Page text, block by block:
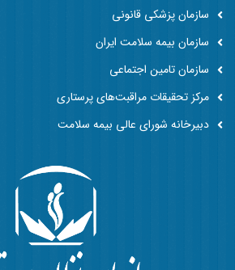
سازمان پزشکی قانونی
سازمان بیمه سلامت ایران
سازمان تامین اجتماعی
مرکز تحقیقات مراقبت‌های پرستاری
دبیرخانه شورای عالی بیمه سلامت